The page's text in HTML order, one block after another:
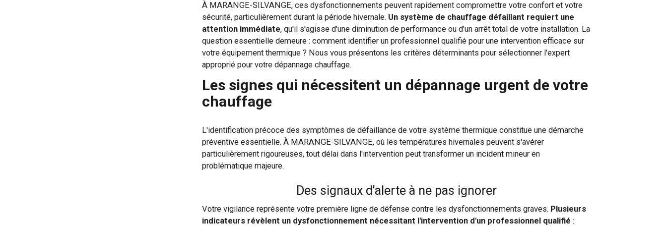
À MARANGE-SILVANGE, ces dysfonctionnements peuvent rapidement compromettre votre confort et votre
sécurité, particulièrement durant la période hivernale. Un système de chauffage défaillant requiert une
attention immédiate, qu'il s'agisse d'une diminution de performance ou d'un arrêt total de votre installation. La
question essentielle demeure : comment identifier un professionnel qualifié pour une intervention efficace sur
votre équipement thermique ? Nous vous présentons les critères déterminants pour sélectionner l'expert
approprié pour votre dépannage chauffage.
Les signes qui nécessitent un dépannage urgent de votre
chauffage
L'identification précoce des symptômes de défaillance de votre système thermique constitue une démarche
préventive essentielle. À MARANGE-SILVANGE, où les températures hivernales peuvent s'avérer
particulièrement rigoureuses, tout délai dans l'intervention peut transformer un incident mineur en
problématique majeure.
Des signaux d'alerte à ne pas ignorer
Votre vigilance représente votre première ligne de défense contre les dysfonctionnements graves. Plusieurs
indicateurs révèlent un dysfonctionnement nécessitant l'intervention d'un professionnel qualifié :